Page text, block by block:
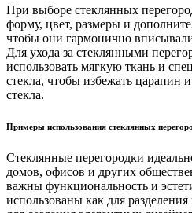
При выборе стеклянных
форму, цвет, размеры и
чтобы они гармонично
Для ухода за стеклянными
использовать мягкую ткань и
стекла, чтобы избежать царапин
стекла.
Примеры использования стеклянных
Стеклянные перегородки
домов, офисов и других
важны функциональность и
использованы как для